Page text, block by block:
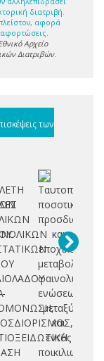
διατριβή.
αφορά
Αρχείο
Διατριβών.
των
-
Ταυτοποίηση,
ποσοτικός
και
εποχικές
μεταβολές
φαινολικών
ενώσεων
μεταξύ
και
εντός
ποικιλιών